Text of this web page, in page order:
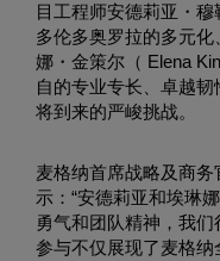
目工程师安德莉亚・
多伦多奥罗拉的多元
娜・金策尔（ Elena
自的专业专长、卓越
将到来的严峻挑战。
麦格纳首席战略及商务
示：“安德莉亚和埃琳
勇气和团队精神，我
参与不仅展现了麦格